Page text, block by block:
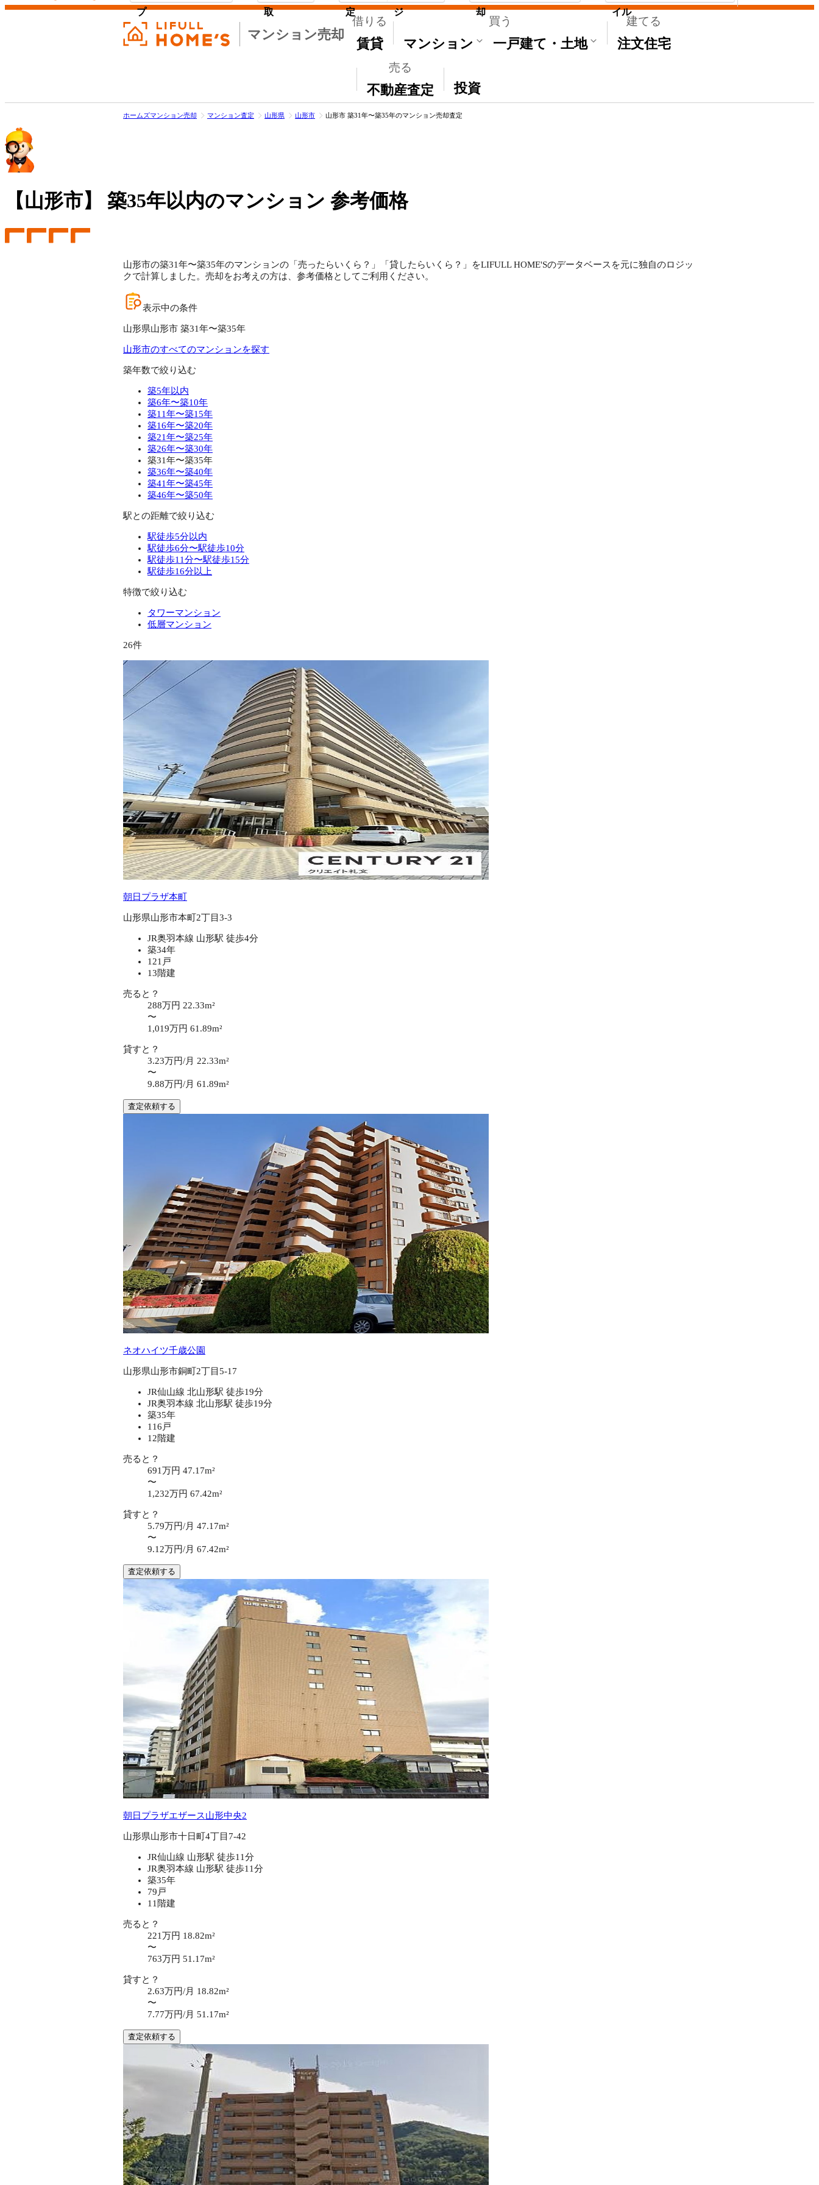
マンション売却
借りる
賃貸
買う
マンション 一戸建て・土地
建てる
注文住宅
売る
不動産査定
その他
投資
プ 取 定 ジ 却 イル
ホームズマンション売却 マンション査定 山形県 山形市 山形市 築31年〜築35年のマンション売却査定
【山形市】 築35年以内のマンション 参考価格
山形市の築31年〜築35年のマンションの「売ったらいくら？」「貸したらいくら？」をLIFULL HOME'Sのデータベースを元に独自のロジッ
クで計算しました。売却をお考えの方は、参考価格としてご利用ください。
表示中の条件
山形県山形市 築31年〜築35年
山形市のすべてのマンションを探す
築年数で絞り込む
築5年以内
築6年〜築10年
築11年〜築15年
築16年〜築20年
築21年〜築25年
築26年〜築30年
築31年〜築35年
築36年〜築40年
築41年〜築45年
築46年〜築50年
駅との距離で絞り込む
駅徒歩5分以内
駅徒歩6分〜駅徒歩10分
駅徒歩11分〜駅徒歩15分
駅徒歩16分以上
特徴で絞り込む
タワーマンション
低層マンション
26件
朝日プラザ本町
山形県山形市本町2丁目3-3
JR奥羽本線 山形駅 徒歩4分
築34年
121戸
13階建
売ると？
288万円 22.33m²
〜
1,019万円 61.89m²
貸すと？
3.23万円/月 22.33m²
〜
9.88万円/月 61.89m²
査定依頼する
ネオハイツ千歳公園
山形県山形市銅町2丁目5-17
JR仙山線 北山形駅 徒歩19分
JR奥羽本線 北山形駅 徒歩19分
築35年
116戸
12階建
売ると？
691万円 47.17m²
〜
1,232万円 67.42m²
貸すと？
5.79万円/月 47.17m²
〜
9.12万円/月 67.42m²
査定依頼する
朝日プラザエザース山形中央2
山形県山形市十日町4丁目7-42
JR仙山線 山形駅 徒歩11分
JR奥羽本線 山形駅 徒歩11分
築35年
79戸
11階建
売ると？
221万円 18.82m²
〜
763万円 51.17m²
貸すと？
2.63万円/月 18.82m²
〜
7.77万円/月 51.17m²
査定依頼する